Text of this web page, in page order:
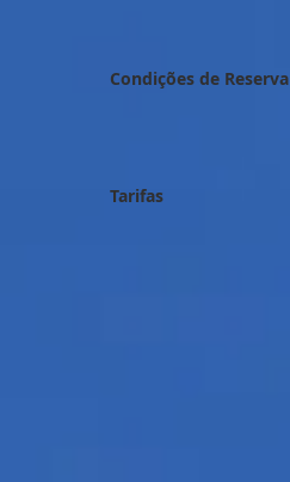
Condições de Reserva
Tarifas